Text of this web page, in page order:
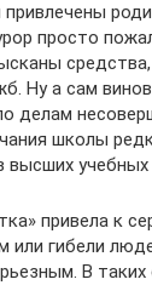
просто
Ну а сам
делам
школы
учебных
привела к
или гибели
В таких